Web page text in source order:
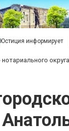
Юстиция информирует